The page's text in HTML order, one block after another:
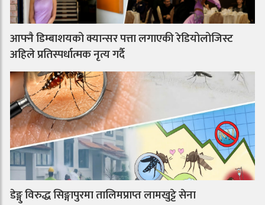
आफ्नै डिम्बाशयको क्यान्सर पत्ता लगाएकी रेडियोलोजिस्ट
अहिले प्रतिस्पर्धात्मक नृत्य गर्दै
डेङ्गु विरुद्ध सिङ्गापुरमा तालिमप्राप्त लामखुट्टे सेना